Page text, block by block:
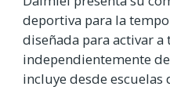
deportiva para la
diseñada para activar
independientemente
incluye desde